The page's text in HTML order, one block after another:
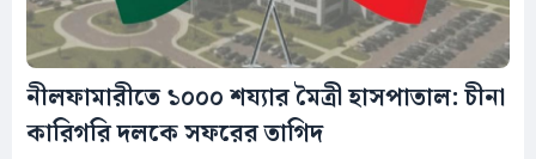
নীলফামারীতে ১০০০ শয্যার মৈত্রী হাসপাতাল: চীনা
কারিগরি দলকে সফরের তাগিদ